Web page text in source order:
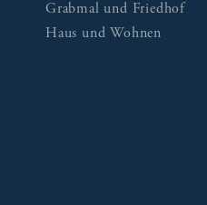
Grabmal und Friedhof
Haus und Wohnen